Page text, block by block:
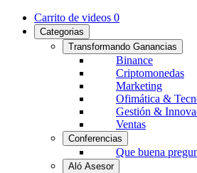
Carrito de videos 0
Categorias
Transformando Ganancias
Binance
Criptomonedas
Marketing
Ofimática &
Gestión &
Ventas
Conferencias
Que buena
Aló Asesor